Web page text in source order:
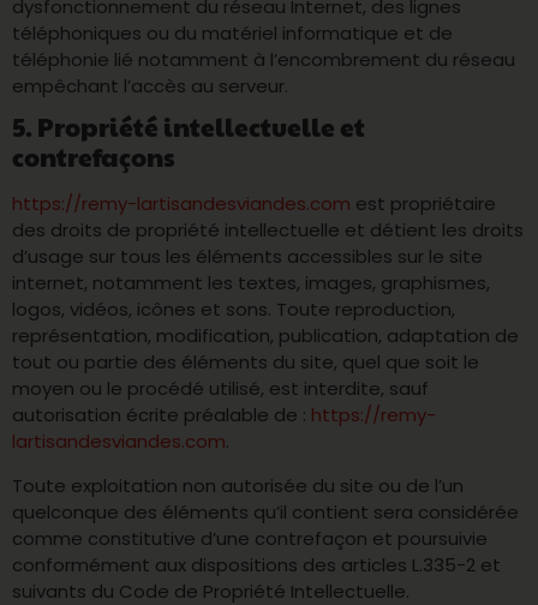
dysfonctionnement du réseau Internet, des lignes
téléphoniques ou du matériel informatique et de
téléphonie lié notamment à l’encombrement du réseau
empêchant l’accès au serveur.
5. Propriété intellectuelle et
contrefaçons
https://remy-lartisandesviandes.com est propriétaire
des droits de propriété intellectuelle et détient les droits
d’usage sur tous les éléments accessibles sur le site
internet, notamment les textes, images, graphismes,
logos, vidéos, icônes et sons. Toute reproduction,
représentation, modification, publication, adaptation de
tout ou partie des éléments du site, quel que soit le
moyen ou le procédé utilisé, est interdite, sauf
autorisation écrite préalable de : https://remy-
lartisandesviandes.com.
Toute exploitation non autorisée du site ou de l’un
quelconque des éléments qu’il contient sera considérée
comme constitutive d’une contrefaçon et poursuivie
conformément aux dispositions des articles L.335-2 et
suivants du Code de Propriété Intellectuelle.